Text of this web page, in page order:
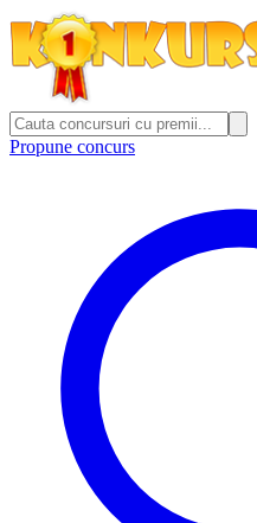
Propune concurs